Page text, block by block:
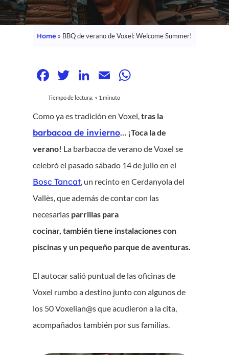
Home » BBQ de verano de Voxel: Welcome Summer!
Facebook
Twitter
LinkedIn
Email
Tiempo de lectura: < 1 minuto
Como ya es tradición en Voxel,tras la
barbacoa de invierno… ¡Toca la de
verano! La barbacoa de verano de Voxel se
celebró el pasado sábado 14 de julio en el
Bosc Tancat, un recinto en Cerdanyola del
Vallès, que además de contar con las
necesarias parrillas para
cocinar, tambiéntiene instalaciones con
piscinas y un pequeño parque de aventuras.
El autocar salió puntual de las oficinas de
Voxel rumbo a destino junto con algunos de
los 50 Voxelian@s que acudieron a la cita,
acompañados también por sus familias.